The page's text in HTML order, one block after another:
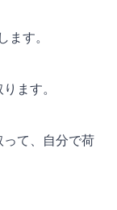
ます。
ます。
って、自分で荷